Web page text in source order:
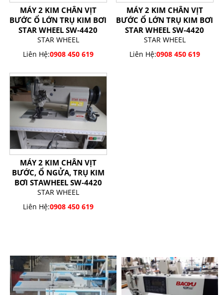
MÁY 2 KIM CHÂN VỊT
BƯỚC Ổ LỚN TRỤ KIM BƠI
STAR WHEEL SW-4420
STAR WHEEL
Liên Hệ:0908 450 619
MÁY 2 KIM CHÂN VỊT
BƯỚC Ổ LỚN TRỤ KIM BƠI
STAR WHEEL SW-4420
STAR WHEEL
Liên Hệ:0908 450 619
MÁY 2 KIM CHÂN VỊT
BƯỚC, Ổ NGỬA, TRỤ KIM
BƠI STAWHEEL SW-4420
STAR WHEEL
Liên Hệ:0908 450 619